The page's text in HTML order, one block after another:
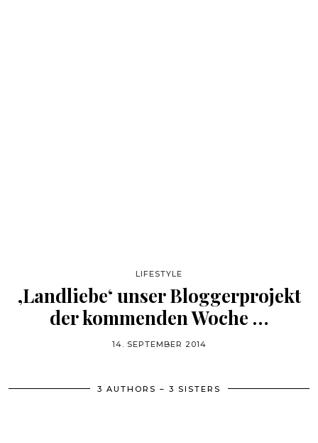
LIFESTYLE
‚Landliebe‘ unser Bloggerprojekt
der kommenden Woche …
14. SEPTEMBER 2014
3 AUTHORS – 3 SISTERS